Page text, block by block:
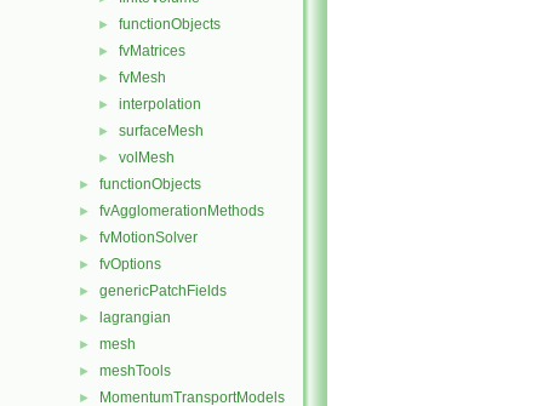
► functionObjects
► fvMatrices
► fvMesh
► interpolation
► surfaceMesh
► volMesh
► functionObjects
► fvAgglomerationMethods
► fvMotionSolver
► fvOptions
► genericPatchFields
► lagrangian
► mesh
► meshTools
► MomentumTransportModels